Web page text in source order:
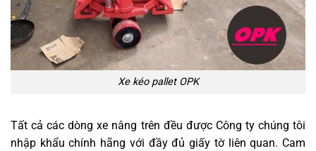
Xe kéo pallet OPK
Tất cả các dòng xe nâng trên đều được Công ty chúng tôi
nhập khẩu chính hãng với đầy đủ giấy tờ liên quan. Cam